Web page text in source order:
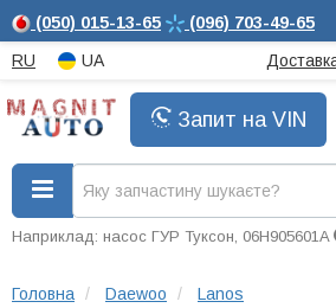
(050) 015-13-65 (096) 703-49-65
RU UA
Запит на VIN
Наприклад: насос ГУР Туксон, 06H905601A
Головна Daewoo
Lanos